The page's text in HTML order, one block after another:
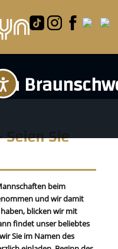
Sie
beim
und wir damit
blicken wir mit
findet unser beliebtes
Sie im Namen des